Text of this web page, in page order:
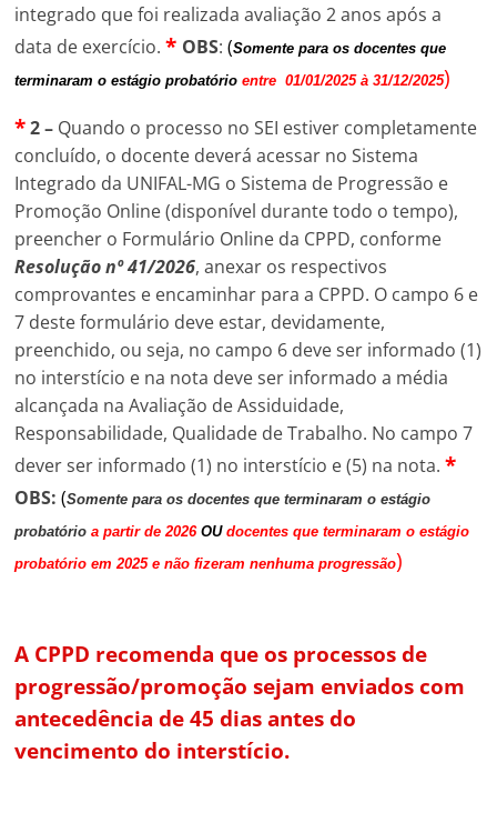
integrado que foi realizada avaliação 2 anos após a
data de exercício.* OBS:(Somentepara os docentes que
terminaram o estágio probatório entre 01/01/2025 à 31/12/2025)
*2 – Quando o processo no SEI estiver completamente
concluído, o docente deverá acessar no Sistema
Integrado da UNIFAL-MG o Sistema de Progressão e
Promoção Online (disponível durante todo o tempo),
preencher o Formulário Online da CPPD, conforme
Resolução nº 41/2026, anexar os respectivos
comprovantes e encaminhar para a CPPD. O campo 6 e
7 deste formulário deve estar, devidamente,
preenchido, ou seja, no campo 6 deve ser informado (1)
no interstício e na nota deve ser informado a média
alcançada na Avaliação de Assiduidade,
Responsabilidade, Qualidade de Trabalho. No campo 7
dever ser informado (1) no interstício e (5) na nota.*
OBS: (Somentepara os docentes que terminaram o estágio
probatório a partir de 2026OUdocentes que terminaram o estágio
probatório em 2025 e não fizeram nenhuma progressão)
A CPPD recomenda que os processos de
progressão/promoção sejam enviados com
antecedência de 45 dias antes do
vencimento do interstício.